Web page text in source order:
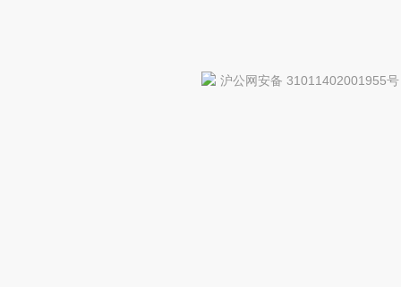
沪公网安备 31011402001955号